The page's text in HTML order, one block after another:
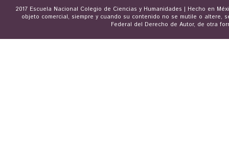
2017 Escuela Nacional Colegio de Ciencias y Humanidades | Hecho en
objeto comercial, siempre y cuando su contenido no se mutile o altere,
Federal del Derecho de Autor, de otra